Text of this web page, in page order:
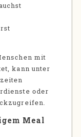
mit
kann unter
oder
Meal